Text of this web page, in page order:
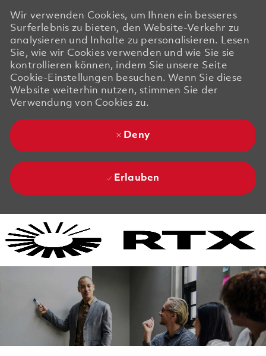
Wir verwenden Cookies, um Ihnen ein besseres
Surferlebnis zu bieten, den Website-Verkehr zu
analysieren und Inhalte zu personalisieren. Lesen
Sie, wie wir Cookies verwenden und wie Sie sie
kontrollieren können, indem Sie unsere Seite
Cookie-Einstellungen besuchen. Wenn Sie diese
Website weiterhin nutzen, stimmen Sie der
Verwendung von Cookies zu.
Deny
Erlauben